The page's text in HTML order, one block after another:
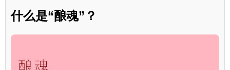
什么是“酿魂”？